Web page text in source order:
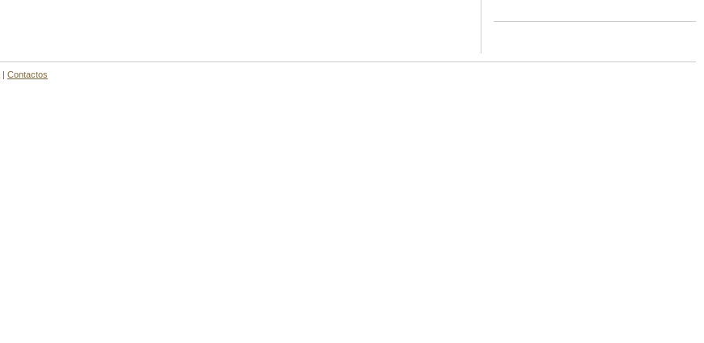
| Contactos